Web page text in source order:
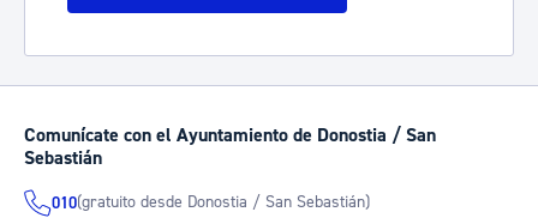
Comunícate con el Ayuntamiento de Donostia / San
Sebastián
010(gratuito desde Donostia / San Sebastián)